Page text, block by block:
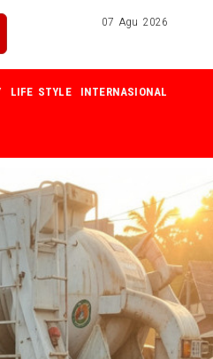
07 Agu 2026
LIFE STYLE INTERNASIONAL